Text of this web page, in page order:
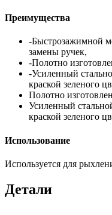
Преимущества
-Быстрозажимной
замены ручек,
-Полотно
-Усиленный
краской зеленого
Полотно
Усиленный
краской зеленого
Использование
Используется для
Детали